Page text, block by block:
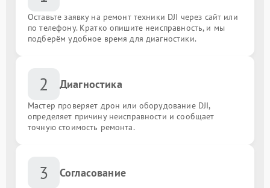
Оставьте заявку на ремонт техники DJI через сайт или
по телефону. Кратко опишите неисправность, и мы
подберём удобное время для диагностики.
2 Диагностика
Мастер проверяет дрон или оборудование DJI,
определяет причину неисправности и сообщает
точную стоимость ремонта.
3 Согласование